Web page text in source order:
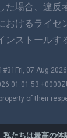
私たちは最高の体
た場合、違
おけるライ
ンストール
07 Aug
01:01:53
of their